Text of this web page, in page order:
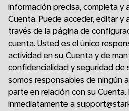
información precisa, completa y
Cuenta. Puede acceder, editar y
través de la página de
cuenta. Usted es el único
actividad en su Cuenta y de
confidencialidad y seguridad de
somos responsables de ningún
parte en relación con su
inmediatamente a